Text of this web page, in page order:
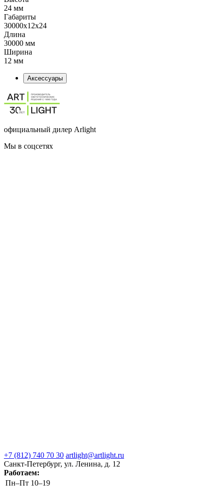
24 мм
Габариты
30000x12x24
Длина
30000 мм
Ширина
12 мм
Аксессуары
официальный дилер Arlight
Мы в соцсетях
+7 (812) 740 70 30 artlight@artlight.ru
Санкт-Петербург, ул. Ленина, д. 12
Работаем:
Пн–Пт 10–19